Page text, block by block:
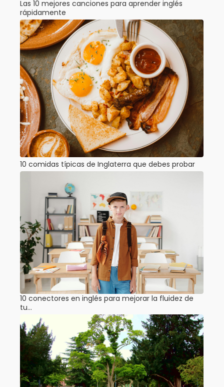
Las 10 mejores canciones para aprender inglés
rápidamente
10 comidas típicas de Inglaterra que debes probar
10 conectores en inglés para mejorar la fluidez de
tu…